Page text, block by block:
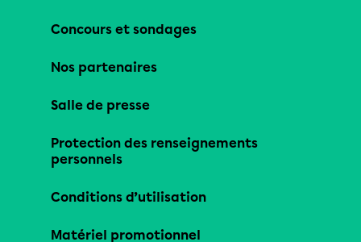
Concours et sondages
Nos partenaires
Salle de presse
Protection des renseignements
personnels
Conditions d’utilisation
Matériel promotionnel